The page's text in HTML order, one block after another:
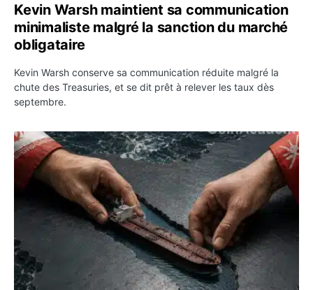
Kevin Warsh maintient sa communication
minimaliste malgré la sanction du marché
obligataire
Kevin Warsh conserve sa communication réduite malgré la
chute des Treasuries, et se dit prêt à relever les taux dès
septembre.
Ormuz : l’Iran annonce un accord avec Oman sur une